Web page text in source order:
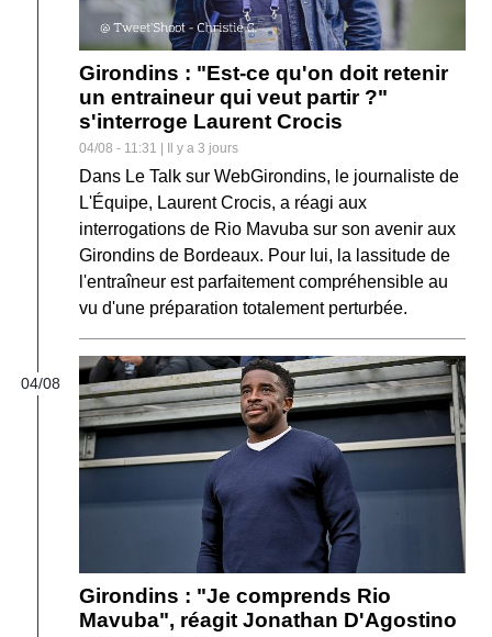
Girondins : "Est-ce qu'on doit retenir
un entraineur qui veut partir ?"
s'interroge Laurent Crocis
04/08 - 11:31 | Il y a 3 jours
Dans Le Talk sur WebGirondins, le journaliste de
L'Équipe, Laurent Crocis, a réagi aux
interrogations de Rio Mavuba sur son avenir aux
Girondins de Bordeaux. Pour lui, la lassitude de
l'entraîneur est parfaitement compréhensible au
vu d'une préparation totalement perturbée.
04/08
Girondins : "Je comprends Rio
Mavuba", réagit Jonathan D'Agostino